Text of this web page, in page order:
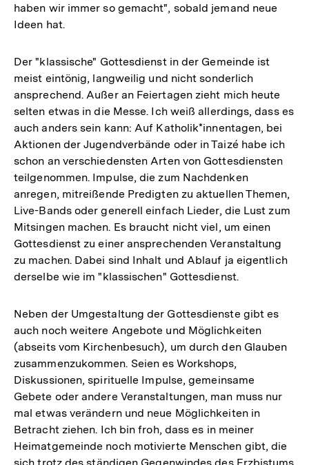
haben wir immer so gemacht", sobald jemand neue
Ideen hat.
Der "klassische" Gottesdienst in der Gemeinde ist
meist eintönig, langweilig und nicht sonderlich
ansprechend. Außer an Feiertagen zieht mich heute
selten etwas in die Messe. Ich weiß allerdings, dass es
auch anders sein kann: Auf Katholik*innentagen, bei
Aktionen der Jugendverbände oder in Taizé habe ich
schon an verschiedensten Arten von Gottesdiensten
teilgenommen. Impulse, die zum Nachdenken
anregen, mitreißende Predigten zu aktuellen Themen,
Live-Bands oder generell einfach Lieder, die Lust zum
Mitsingen machen. Es braucht nicht viel, um einen
Gottesdienst zu einer ansprechenden Veranstaltung
zu machen. Dabei sind Inhalt und Ablauf ja eigentlich
derselbe wie im "klassischen" Gottesdienst.
Neben der Umgestaltung der Gottesdienste gibt es
auch noch weitere Angebote und Möglichkeiten
(abseits vom Kirchenbesuch), um durch den Glauben
zusammenzukommen. Seien es Workshops,
Diskussionen, spirituelle Impulse, gemeinsame
Gebete oder andere Veranstaltungen, man muss nur
mal etwas verändern und neue Möglichkeiten in
Betracht ziehen. Ich bin froh, dass es in meiner
Heimatgemeinde noch motivierte Menschen gibt, die
sich trotz des ständigen Gegenwindes des Erzbistums